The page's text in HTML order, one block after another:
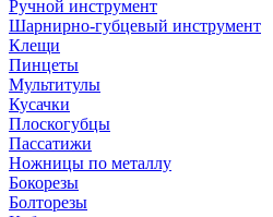
Ручной инструмент
Шарнирно-губцевый инструмент
Клещи
Пинцеты
Мультитулы
Кусачки
Плоскогубцы
Пассатижи
Ножницы по металлу
Бокорезы
Болторезы